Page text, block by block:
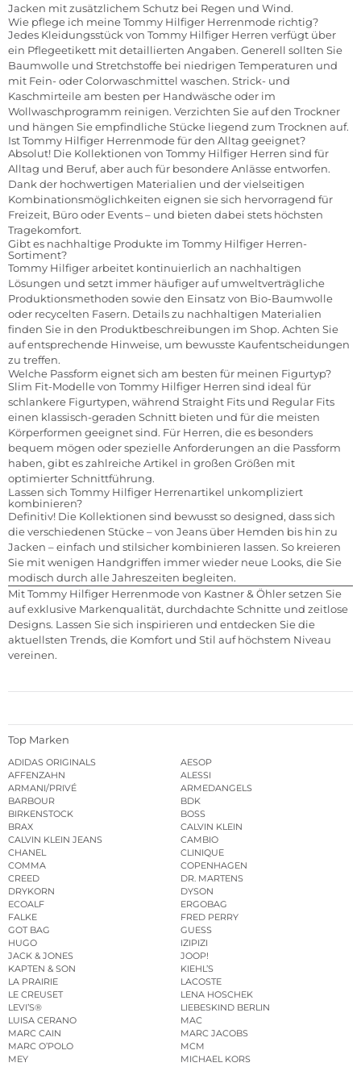
Jacken mit zusätzlichem Schutz bei Regen und Wind.
Wie pflege ich meine Tommy Hilfiger Herrenmode richtig?
Jedes Kleidungsstück von Tommy Hilfiger Herren verfügt über
ein Pflegeetikett mit detaillierten Angaben. Generell sollten Sie
Baumwolle und Stretchstoffe bei niedrigen Temperaturen und
mit Fein- oder Colorwaschmittel waschen. Strick- und
Kaschmirteile am besten per Handwäsche oder im
Wollwaschprogramm reinigen. Verzichten Sie auf den Trockner
und hängen Sie empfindliche Stücke liegend zum Trocknen auf.
Ist Tommy Hilfiger Herrenmode für den Alltag geeignet?
Absolut! Die Kollektionen von Tommy Hilfiger Herren sind für
Alltag und Beruf, aber auch für besondere Anlässe entworfen.
Dank der hochwertigen Materialien und der vielseitigen
Kombinationsmöglichkeiten eignen sie sich hervorragend für
Freizeit, Büro oder Events – und bieten dabei stets höchsten
Tragekomfort.
Gibt es nachhaltige Produkte im Tommy Hilfiger Herren-
Sortiment?
Tommy Hilfiger arbeitet kontinuierlich an nachhaltigen
Lösungen und setzt immer häufiger auf umweltverträgliche
Produktionsmethoden sowie den Einsatz von Bio-Baumwolle
oder recycelten Fasern. Details zu nachhaltigen Materialien
finden Sie in den Produktbeschreibungen im Shop. Achten Sie
auf entsprechende Hinweise, um bewusste Kaufentscheidungen
zu treffen.
Welche Passform eignet sich am besten für meinen Figurtyp?
Slim Fit-Modelle von Tommy Hilfiger Herren sind ideal für
schlankere Figurtypen, während Straight Fits und Regular Fits
einen klassisch-geraden Schnitt bieten und für die meisten
Körperformen geeignet sind. Für Herren, die es besonders
bequem mögen oder spezielle Anforderungen an die Passform
haben, gibt es zahlreiche Artikel in großen Größen mit
optimierter Schnittführung.
Lassen sich Tommy Hilfiger Herrenartikel unkompliziert
kombinieren?
Definitiv! Die Kollektionen sind bewusst so designed, dass sich
die verschiedenen Stücke – von Jeans über Hemden bis hin zu
Jacken – einfach und stilsicher kombinieren lassen. So kreieren
Sie mit wenigen Handgriffen immer wieder neue Looks, die Sie
modisch durch alle Jahreszeiten begleiten.
Mit Tommy Hilfiger Herrenmode von Kastner & Öhler setzen Sie
auf exklusive Markenqualität, durchdachte Schnitte und zeitlose
Designs. Lassen Sie sich inspirieren und entdecken Sie die
aktuellsten Trends, die Komfort und Stil auf höchstem Niveau
vereinen.
Top Marken
ADIDAS ORIGINALS
AESOP
AFFENZAHN
ALESSI
ARMANI/PRIVÉ
ARMEDANGELS
BARBOUR
BDK
BIRKENSTOCK
BOSS
BRAX
CALVIN KLEIN
CALVIN KLEIN JEANS
CAMBIO
CHANEL
CLINIQUE
COMMA
COPENHAGEN
CREED
DR. MARTENS
DRYKORN
DYSON
ECOALF
ERGOBAG
FALKE
FRED PERRY
GOT BAG
GUESS
HUGO
IZIPIZI
JACK & JONES
JOOP!
KAPTEN & SON
KIEHL’S
LA PRAIRIE
LACOSTE
LE CREUSET
LENA HOSCHEK
LEVI’S®
LIEBESKIND BERLIN
LUISA CERANO
MAC
MARC CAIN
MARC JACOBS
MARC O’POLO
MCM
MEY
MICHAEL KORS